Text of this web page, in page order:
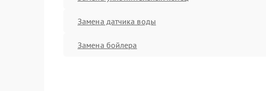
Замена датчика воды
Замена бойлера